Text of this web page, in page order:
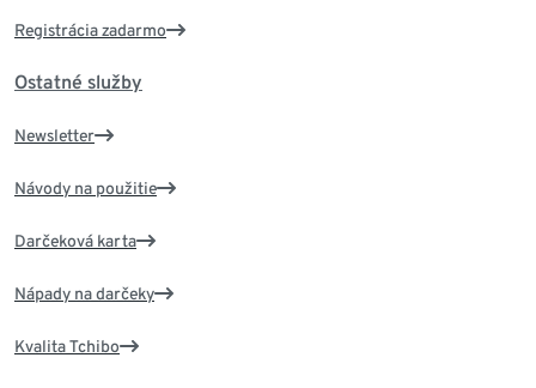
Registrácia zadarmo
Ostatné služby
Newsletter
Návody na použitie
Darčeková karta
Nápady na darčeky
Kvalita Tchibo